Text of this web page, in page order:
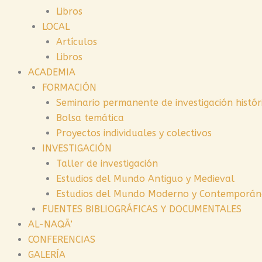
Libros
LOCAL
Artículos
Libros
ACADEMIA
FORMACIÓN
Seminario permanente de investigación
Bolsa temática
Proyectos individuales y colectivos
INVESTIGACIÓN
Taller de investigación
Estudios del Mundo Antiguo y Medieval
Estudios del Mundo Moderno y
FUENTES BIBLIOGRÁFICAS Y DOCUMENTALES
AL-NAQĀ’
CONFERENCIAS
GALERÍA